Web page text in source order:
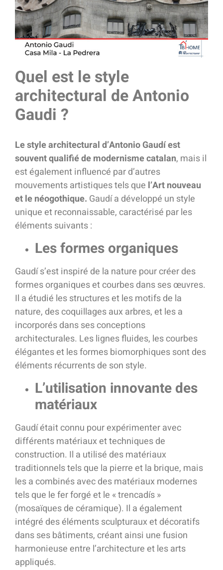
Quel est le style
architectural de Antonio
Gaudi ?
Le style architectural d’Antonio Gaudí est
souvent qualifié de modernisme catalan, mais il
est également influencé par d’autres
mouvements artistiques tels que l’Art nouveau
et le néogothique. Gaudí a développé un style
unique et reconnaissable, caractérisé par les
éléments suivants :
Les formes organiques
Gaudí s’est inspiré de la nature pour créer des
formes organiques et courbes dans ses œuvres.
Il a étudié les structures et les motifs de la
nature, des coquillages aux arbres, et les a
incorporés dans ses conceptions
architecturales. Les lignes fluides, les courbes
élégantes et les formes biomorphiques sont des
éléments récurrents de son style.
L’utilisation innovante des
matériaux
Gaudí était connu pour expérimenter avec
différents matériaux et techniques de
construction. Il a utilisé des matériaux
traditionnels tels que la pierre et la brique, mais
les a combinés avec des matériaux modernes
tels que le fer forgé et le « trencadís »
(mosaïques de céramique). Il a également
intégré des éléments sculpturaux et décoratifs
dans ses bâtiments, créant ainsi une fusion
harmonieuse entre l’architecture et les arts
appliqués.